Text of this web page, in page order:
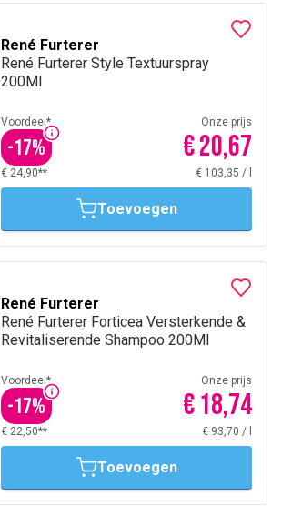
René Furterer
René Furterer Style Textuurspray
200Ml
Voordeel*
-17%
Onze prijs
€ 20,67
€ 24,90** € 103,35 /
Toevoegen
René Furterer
René Furterer Forticea Versterkende &
Revitaliserende Shampoo 200Ml
Voordeel*
-17%
Onze prijs
€ 18,74
€ 22,50** € 93,70 /
Toevoegen